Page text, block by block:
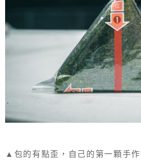
▲包的有點歪，自己的第一顆手